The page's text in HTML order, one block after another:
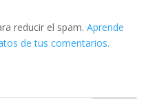
reducir el spam. Aprende
de tus comentarios.